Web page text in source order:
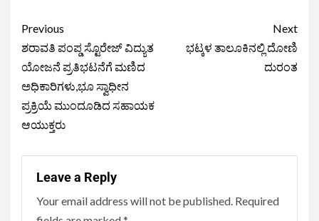
Previous
ಶರಾವತಿ ಪಂಪ್ಡ ಸ್ಟೊರೇಜ್ ವಿದ್ಯುತ
ಯೋಜನೆ ಪ್ರತಿಭಟನೆಗೆ ಮಣಿದ
ಅಧಿಕಾರಿಗಳು,ಭೂ ಸ್ವಾಧೀನ
ಪ್ರಕ್ರಿಯೆ ಮುಂದೂಡಿದ ಸಹಾಯಕ
ಆಯುಕ್ತರು
Next
ಭಟ್ಕಳ ತಾಲೂಕಿನಲ್ಲಿ ದೋಣಿ
ದುರಂತ
Leave a Reply
Your email address will not be published. Required